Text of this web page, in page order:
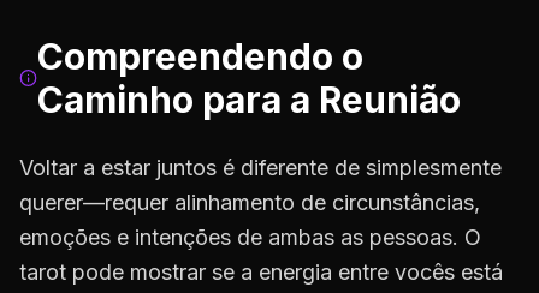
Compreendendo o
Caminho para a Reunião
Voltar a estar juntos é diferente de simplesmente
querer—requer alinhamento de circunstâncias,
emoções e intenções de ambas as pessoas. O
tarot pode mostrar se a energia entre vocês está